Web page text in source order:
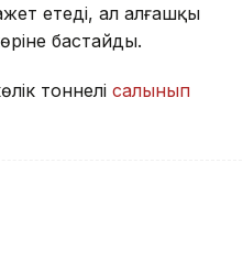
етеді, ал алғашқы
бастайды.
тоннелі салынып